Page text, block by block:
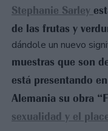
Stephanie Sarley
de las frutas y
dándole un nuevo
muestras que son
está presentando
Alemania su obra
sexualidad y el